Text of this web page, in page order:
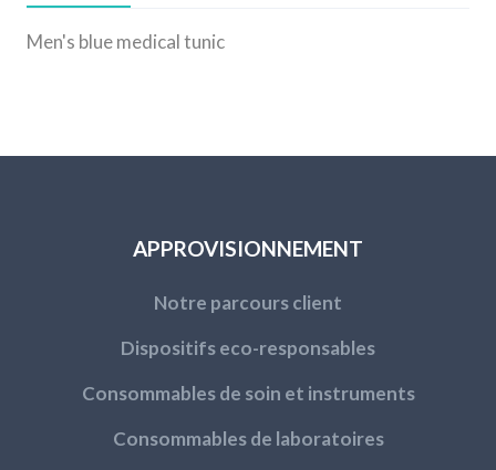
Men's blue medical tunic
APPROVISIONNEMENT
Notre parcours client
Dispositifs eco-responsables
Consommables de soin et instruments
Consommables de laboratoires